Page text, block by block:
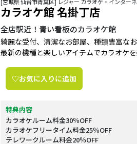
カラオケ館 名掛丁店
全店駅近！青い看板のカラオケ館
綺麗な受付、清潔なお部屋、種類豊富な
最新の機種と楽しいアイテムでカラオケを
♡お気に入りに追加
特典内容
カラオケルーム料金30％OFF
カラオケフリータイム料金25％OFF
テレワークルーム料金20％OFF